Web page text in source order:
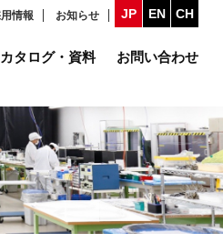
情報 お知らせ JP EN CH
カタログ・資料 お問い合わせ